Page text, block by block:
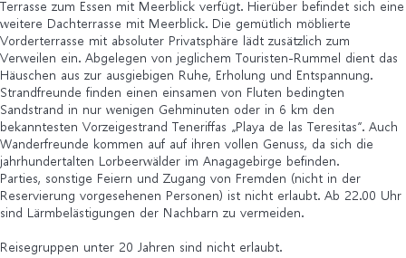
Terrasse zum Essen mit Meerblick verfügt. Hierüber befindet sich eine
weitere Dachterrasse mit Meerblick. Die gemütlich möblierte
Vorderterrasse mit absoluter Privatsphäre lädt zusätzlich zum
Verweilen ein. Abgelegen von jeglichem Touristen-Rummel dient das
Häuschen aus zur ausgiebigen Ruhe, Erholung und Entspannung.
Strandfreunde finden einen einsamen von Fluten bedingten
Sandstrand in nur wenigen Gehminuten oder in 6 km den
bekanntesten Vorzeigestrand Teneriffas „Playa de las Teresitas“. Auch
Wanderfreunde kommen auf auf ihren vollen Genuss, da sich die
jahrhundertalten Lorbeerwälder im Anagagebirge befinden.
Parties, sonstige Feiern und Zugang von Fremden (nicht in der
Reservierung vorgesehenen Personen) ist nicht erlaubt. Ab 22.00 Uhr
sind Lärmbelästigungen der Nachbarn zu vermeiden.
Reisegruppen unter 20 Jahren sind nicht erlaubt.